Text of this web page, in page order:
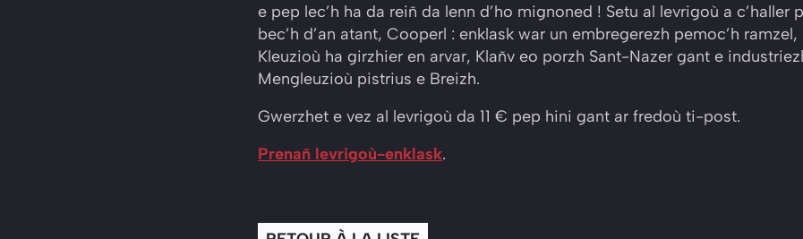
e pep lec’h ha da reiñ da lenn d’ho mignoned ! Setu al levrigoù a c’haller
bec’h d’an atant, Cooperl : enklask war un embregerezh pemoc’h
Kleuzioù ha girzhier en arvar, Klañv eo porzh Sant-Nazer gant e
Mengleuzioù pistrius e Breizh.
Gwerzhet e vez al levrigoù da 11 € pep hini gant ar fredoù ti-post.
Prenañ levrigoù-enklask.